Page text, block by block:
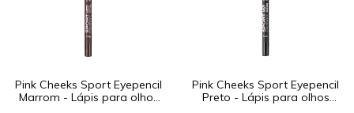
Pink Cheeks Sport Eyepencil
Marrom - Lápis para olhos
Pink Cheeks Sport Eyepencil
Preto - Lápis para olhos